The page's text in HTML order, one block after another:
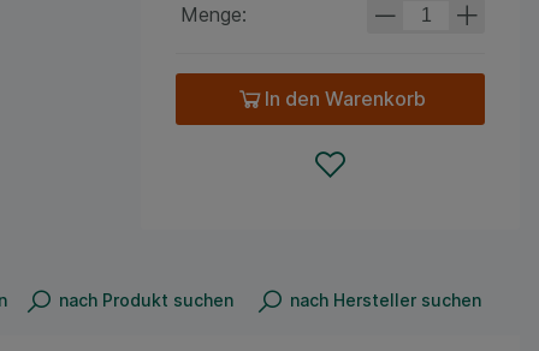
Menge:
In den Warenkorb
nach Produkt suchen nach Hersteller suchen